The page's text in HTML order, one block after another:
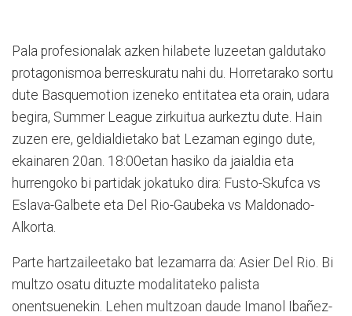
Pala profesionalak azken hilabete luzeetan galdutako
protagonismoa berreskuratu nahi du. Horretarako sortu
dute Basquemotion izeneko entitatea eta orain, udara
begira, Summer League zirkuitua aurkeztu dute. Hain
zuzen ere, geldialdietako bat Lezaman egingo dute,
ekainaren 20an. 18:00etan hasiko da jaialdia eta
hurrengoko bi partidak jokatuko dira: Fusto-Skufca vs
Eslava-Galbete eta Del Rio-Gaubeka vs Maldonado-
Alkorta.
Parte hartzaileetako bat lezamarra da: Asier Del Rio. Bi
multzo osatu dituzte modalitateko palista
onentsuenekin. Lehen multzoan daude Imanol Ibañez-